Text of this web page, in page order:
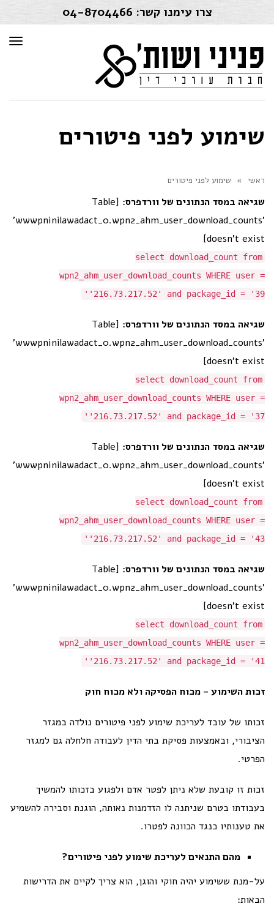
צרו עימנו קשר: 04-8704466
שימוע לפני פיטורים
ראשי » שימוע לפני פיטורים
שגיאה במסד הנתונים של וורדפרס: [Table
'wwwpninilawadact_0.wpn2_ahm_user_download_counts'
doesn't exist]
select download_count from
wpn2_ahm_user_download_counts WHERE user =
'216.73.217.52' and package_id = '39'
שגיאה במסד הנתונים של וורדפרס: [Table
'wwwpninilawadact_0.wpn2_ahm_user_download_counts'
doesn't exist]
select download_count from
wpn2_ahm_user_download_counts WHERE user =
'216.73.217.52' and package_id = '37'
שגיאה במסד הנתונים של וורדפרס: [Table
'wwwpninilawadact_0.wpn2_ahm_user_download_counts'
doesn't exist]
select download_count from
wpn2_ahm_user_download_counts WHERE user =
'216.73.217.52' and package_id = '43'
שגיאה במסד הנתונים של וורדפרס: [Table
'wwwpninilawadact_0.wpn2_ahm_user_download_counts'
doesn't exist]
select download_count from
wpn2_ahm_user_download_counts WHERE user =
'216.73.217.52' and package_id = '41'
זכות השימוע – מכוח הפסיקה ולא מכוח חוק
זכותו של עובד לעריכת שימוע לפני פיטורים נולדה במגזר
הציבורי, ובאמצעות פסיקת בתי הדין לעבודה חלחלה גם למגזר
הפרטי.
זכות זו קובעת שלא ניתן לפטר אדם ולפגוע בזכותו להמשיך
בעבודתו בטרם שניתנה לו הזדמנות נאותה, הוגנת וסבירה להשמיע
את טענותיו כנגד הכוונה לפטרו.
מהם התנאים לעריכת שימוע לפני פיטורים?
על-מנת ששימוע יהיה חוקי והוגן, הוא צריך לקיים את הדרישות
הבאות: